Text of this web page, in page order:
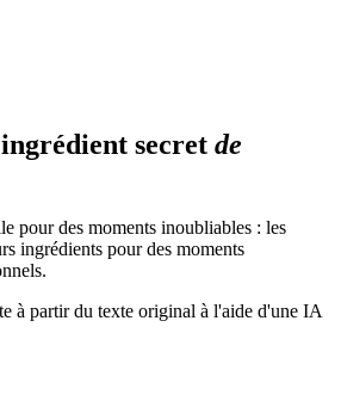
secret de
pour des moments inoubliables : les
ingrédients pour des moments
à partir du texte original à l'aide d'une IA